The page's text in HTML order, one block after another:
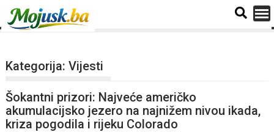
Kategorija:Vijesti
Šokantni prizori: Najveće američko
akumulacijsko jezero na najnižem nivou ikada,
kriza pogodila i rijeku Colorado